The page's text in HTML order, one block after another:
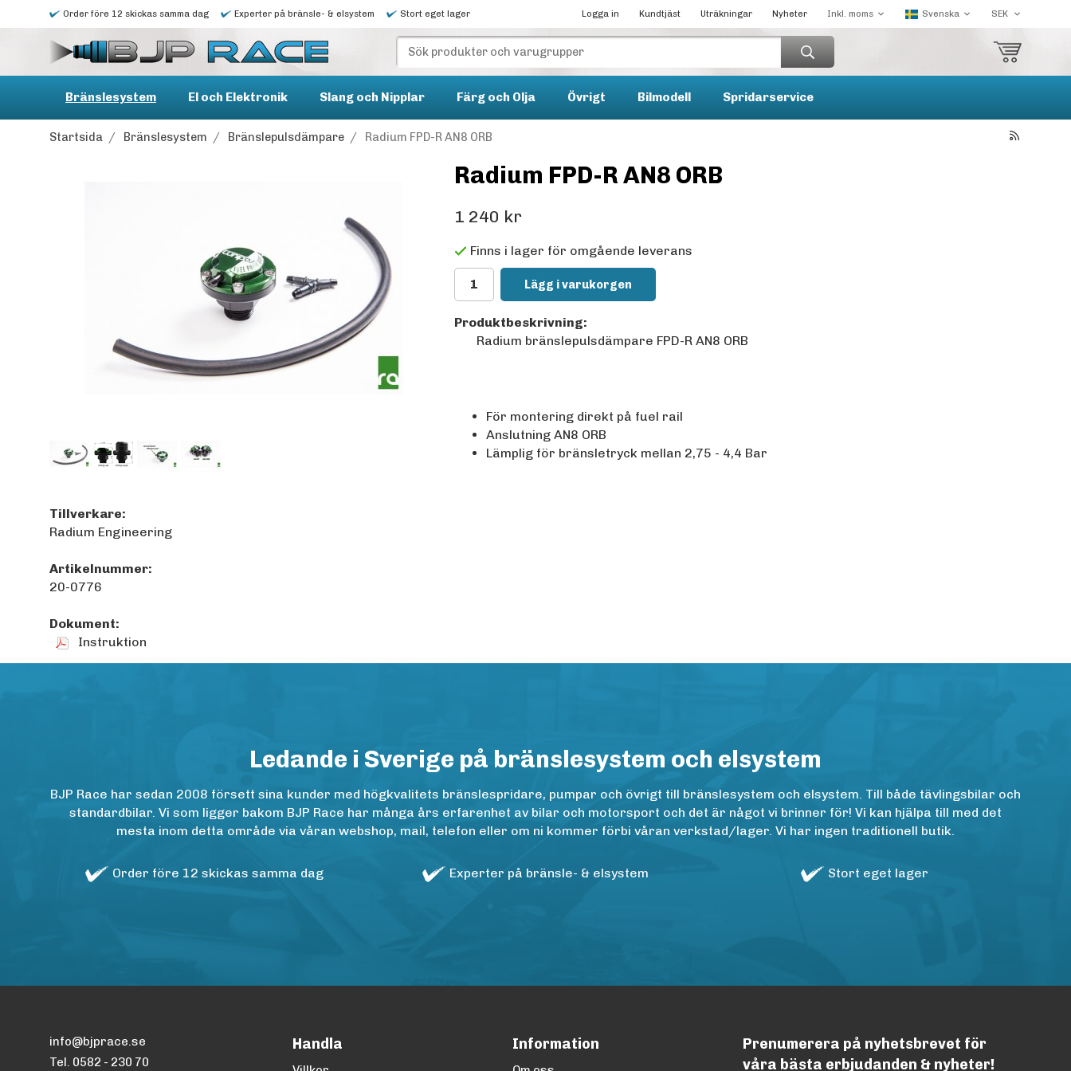
Order före 12 skickas samma dag Experter på bränsle- & elsystem Stort eget lager Logga in Kundtjäst Uträkningar Nyheter
Bränslesystem El och Elektronik Slang och Nipplar Färg och Olja Övrigt Bilmodell Spridarservice
Startsida / Bränslesystem / Bränslepulsdämpare / Radium FPD-R AN8 ORB
Radium FPD-R AN8 ORB
1 240 kr
Finns i lager för omgående leverans
Lägg i varukorgen
Produktbeskrivning:
Radium bränslepulsdämpare FPD-R AN8 ORB
För montering direkt på fuel rail
Anslutning AN8 ORB
Lämplig för bränsletryck mellan 2,75 - 4,4 Bar
Tillverkare:
Radium Engineering
Artikelnummer:
20-0776
Dokument:
Instruktion
Ledande i Sverige på bränslesystem och elsystem
BJP Race har sedan 2008 försett sina kunder med högkvalitets bränslespridare, pumpar och övrigt till bränslesystem och elsystem. Till både tävlingsbilar och
standardbilar. Vi som ligger bakom BJP Race har många års erfarenhet av bilar och motorsport och det är något vi brinner för! Vi kan hjälpa till med det
mesta inom detta område via våran webshop, mail, telefon eller om ni kommer förbi våran verkstad/lager. Vi har ingen traditionell butik.
Order före 12 skickas samma dag Experter på bränsle- & elsystem Stort eget lager
info@bjprace.se
Tel. 0582 - 230 70
Handla Information
Prenumerera på nyhetsbrevet för
våra bästa erbjudanden & nyheter!